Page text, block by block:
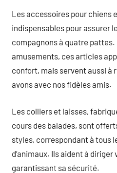
Les accessoires pour chiens
indispensables pour assurer
compagnons à quatre pattes.
amusements, ces articles
confort, mais servent aussi à
avons avec nos fidèles amis.
Les colliers et laisses,
cours des balades, sont
styles, correspondant à tous
d’animaux. Ils aident à
garantissant sa sécurité.